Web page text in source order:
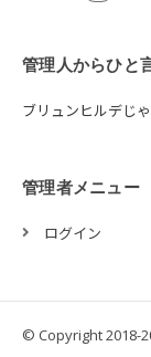
管理人からひと
ブリュンヒルデじ
管理者メニュー
ログイン
© Copyright 2018-